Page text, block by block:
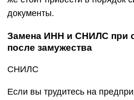
документы.
Замена ИНН и СНИЛС при
после замужества
СНИЛС
Если вы трудитесь на